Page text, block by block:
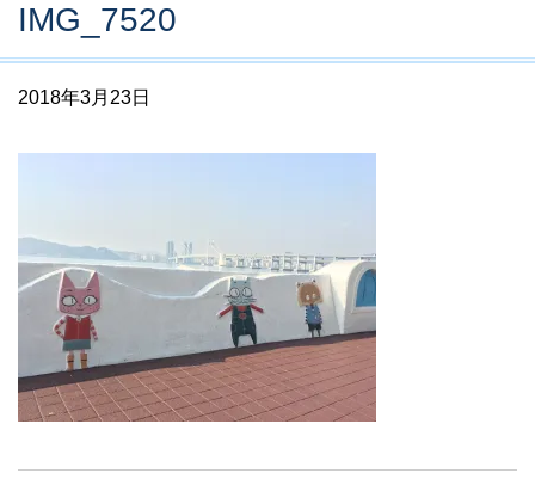
IMG_7520
2018年3月23日